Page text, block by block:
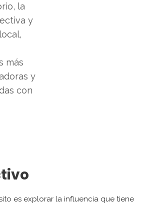
la
y
más
y
con
es explorar la influencia que tiene